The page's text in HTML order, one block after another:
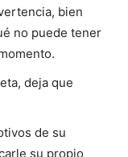
bien
no puede tener
deja que
de su
su propio